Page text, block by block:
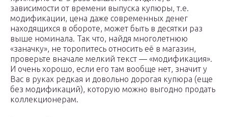
зависимости от времени выпуска купюры, т.е.
модификации, цена даже современных денег
находящихся в обороте, может быть в десятки раз
выше номинала. Так что, найдя многолетнюю
«заначку», не торопитесь относить её в магазин,
проверьте вначале мелкий текст — «модификация».
И очень хорошо, если его там вообще нет, значит у
Вас в руках редкая и довольно дорогая купюра (еще
без модификаций), которую можно выгодно продать
коллекционерам.